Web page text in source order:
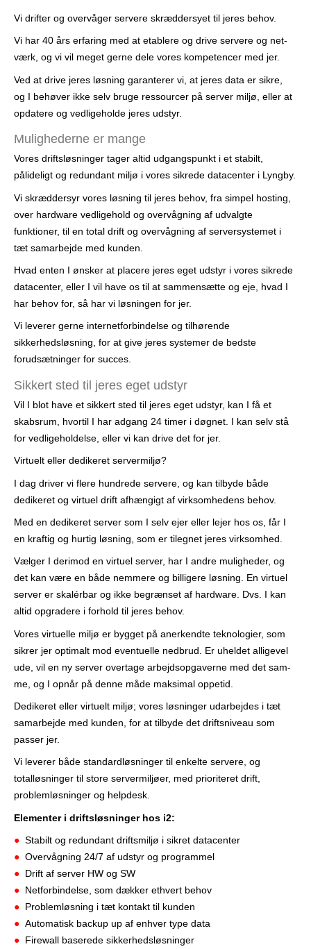
Vi drifter og overvåger servere skræddersyet til jeres behov.
Vi har 40 års erfaring med at etablere og drive servere og net­
værk, og vi vil meget gerne dele vores kompetencer med jer.
Ved at drive jeres løsning garanterer vi, at jeres data er sikre,
og I behøver ikke selv bruge ressourcer på server miljø, eller at
opdatere og vedlige­holde jeres udstyr.
Mulighederne er mange
Vores driftsløsninger tager altid udgangspunkt i et stabilt,
pålideligt og redundant miljø i vores sikrede datacenter i Lyngby.
Vi skræddersyr vores løsning til jeres behov, fra simpel hosting,
over hardware vedligehold og overvågning af udvalgte
funktioner, til en total drift og overvågning af serversystemet i
tæt samarbejde med kunden.
Hvad enten I ønsker at placere jeres eget udstyr i vores sikrede
datacenter, eller I vil have os til at sammensætte og eje, hvad I
har behov for, så har vi løsningen for jer.
Vi leverer gerne internetforbindelse og tilhørende
sikkerhedsløsning, for at give jeres systemer de bedste
forudsætninger for succes.
Sikkert sted til jeres eget udstyr
Vil I blot have et sikkert sted til jeres eget udstyr, kan I få et
skabsrum, hvortil I har adgang 24 timer i døgnet. I kan selv stå
for vedligeholdelse, eller vi kan drive det for jer.
Virtuelt eller dedikeret servermiljø?
I dag driver vi flere hundrede servere, og kan tilbyde både
dedike­ret og virtuel drift afhængigt af virksomhedens behov.
Med en dedikeret server som I selv ejer eller lejer hos os, får I
en kraftig og hurtig løsning, som er tilegnet jeres virksomhed.
Vælger I derimod en virtuel server, har I andre muligheder, og
det kan være en både nemme­re og billigere løsning. En virtuel
server er skalérbar og ikke be­grænset af hardware. Dvs. I kan
altid opgradere i forhold til jeres behov.
Vores virtuelle miljø er bygget på anerkendte teknologier, som
sikrer jer optimalt mod eventuelle nedbrud. Er uheldet alligevel
ude, vil en ny server overtage arbejdsopgaverne med det sam­
me, og I opnår på denne måde maksimal oppetid.
Dedikeret eller virtuelt miljø; vores løsninger udarbejdes i tæt
samarbejde med kunden, for at tilbyde det driftsniveau som
passer jer.
Vi leverer både standardløsninger til enkelte servere, og
totalløsninger til store servermiljøer, med prioriteret drift,
problemløsninger og helpdesk.
Elementer i driftsløsninger hos i2:
Stabilt og redundant driftsmiljø i sikret datacenter
Overvågning 24/7 af udstyr og programmel
Drift af server HW og SW
Netforbindelse, som dækker ethvert behov
Problemløsning i tæt kontakt til kunden
Automatisk backup up af enhver type data
Firewall baserede sikkerhedsløsninger